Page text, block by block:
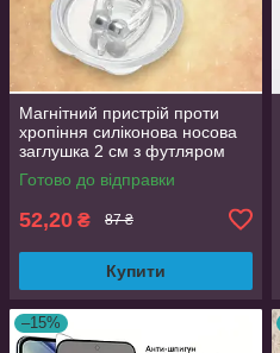
Магнітний пристрій проти
хропіння силіконова носова
заглушка 2 см з футляром
Готово до відправки
52,20 ₴ 87 ₴
Купити
–15%